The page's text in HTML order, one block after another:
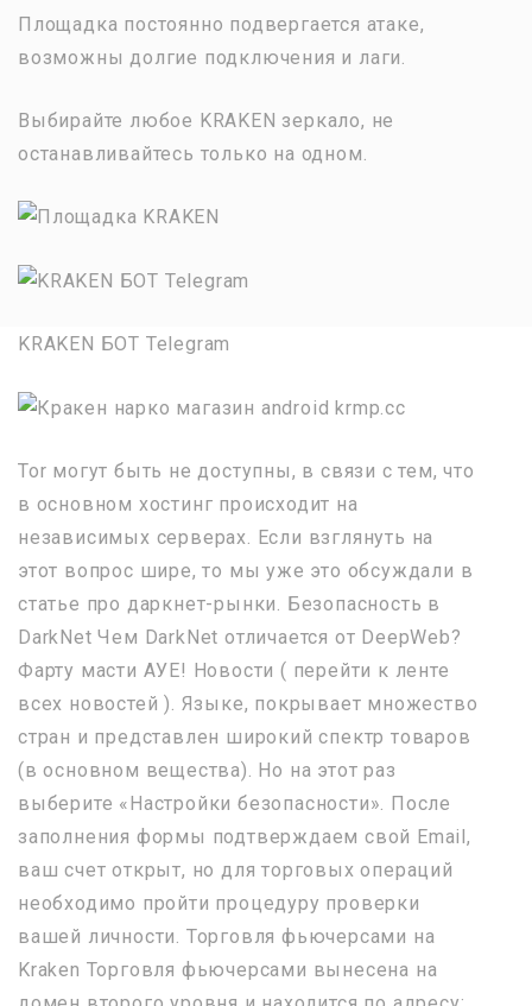
Площадка постоянно подвергается атаке,
возможны долгие подключения и лаги.
Выбирайте любое KRAKEN зеркало, не
останавливайтесь только на одном.
KRAKEN БОТ Telegram
Tor могут быть не доступны, в связи с тем, что
в основном хостинг происходит на
независимых серверах. Если взглянуть на
этот вопрос шире, то мы уже это обсуждали в
статье про даркнет-рынки. Безопасность в
DarkNet Чем DarkNet отличается от DeepWeb?
Фарту масти АУЕ! Новости ( перейти к ленте
всех новостей ). Языке, покрывает множество
стран и представлен широкий спектр товаров
(в основном вещества). Но на этот раз
выберите «Настройки безопасности». После
заполнения формы подтверждаем свой Email,
ваш счет открыт, но для торговых операций
необходимо пройти процедуру проверки
вашей личности. Торговля фьючерсами на
Kraken Торговля фьючерсами вынесена на